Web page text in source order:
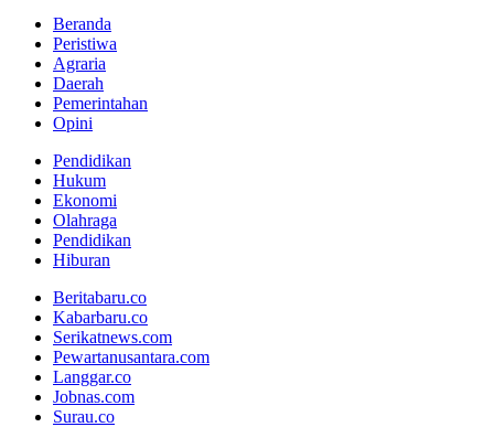
Beranda
Peristiwa
Agraria
Daerah
Pemerintahan
Opini
Pendidikan
Hukum
Ekonomi
Olahraga
Pendidikan
Hiburan
Beritabaru.co
Kabarbaru.co
Serikatnews.com
Pewartanusantara.com
Langgar.co
Jobnas.com
Surau.co